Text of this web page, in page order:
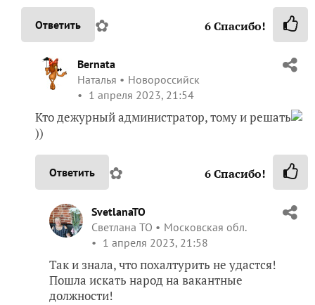
Ответить ✿ 6Спасибо!
Bernata
Наталья
Новороссийск
1 апреля 2023, 21:54
Кто дежурный администратор, тому и решать
))
Ответить ✿ 6Спасибо!
SvetlanaTO
Светлана ТО
Московская обл.
1 апреля 2023, 21:58
Так и знала, что похалтурить не удастся!
Пошла искать народ на вакантные
должности!